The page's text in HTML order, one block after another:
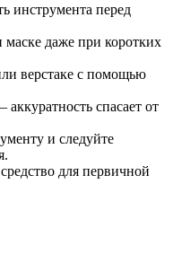
инструмента перед
даже при коротких
верстаке с помощью
спасает от
и следуйте
для первичной